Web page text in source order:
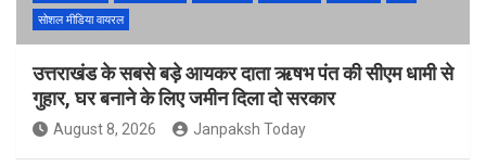
सोशल मीडिया वायरल
उत्तराखंड के सबसे बड़े आयकर दाता ऋषभ पंत की सीएम धामी से
गुहार, घर बनाने के लिए जमीन दिला दो सरकार
August 8, 2026 Janpaksh Today